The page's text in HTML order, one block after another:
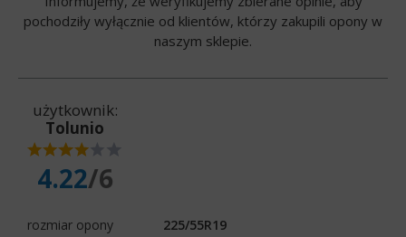
pochodziły wyłącznie od klientów, którzy zakupili opony w
naszym sklepie.
użytkownik:
Tolunio
4.22/6
rozmiar opony
225/55R19